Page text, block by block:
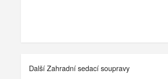
Další Zahradní sedací soupravy